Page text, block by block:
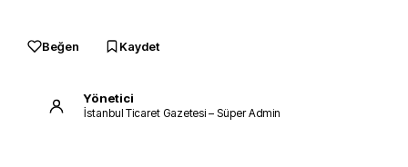
Beğen Kaydet
Yönetici
İstanbul Ticaret Gazetesi – Süper Admin